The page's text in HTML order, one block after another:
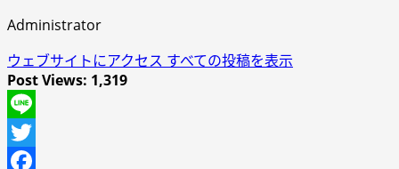
Administrator
ウェブサイトにアクセス すべての投稿を表示
Post Views: 1,319
Line
Twitter